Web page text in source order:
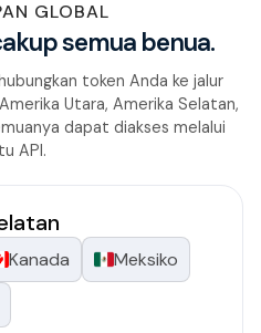
GLOBAL
semua benua.
token Anda ke jalur
Utara, Amerika Selatan,
dapat diakses melalui
API.
Kanada
Meksiko